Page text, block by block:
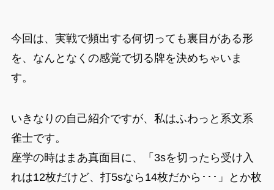
今回は、実戦で頻出する何切っても裏目がある形
を、なんとなくの感覚で切る牌を決めちゃいま
す。
いきなりの自己紹介ですが、私はふわっと系文系
雀士です。
座学の時はまあ真面目に、「3sを切ったら受け入
れは12枚だけど、打5sなら14枚だから･･･」とか枚